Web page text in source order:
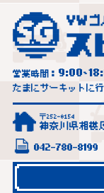
営業時間： 9:00~
たまにサーキットに
〒252-0154
神奈川県相模
042-780-8199